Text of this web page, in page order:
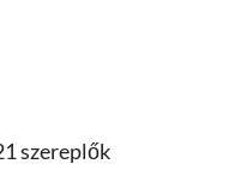
szereplők